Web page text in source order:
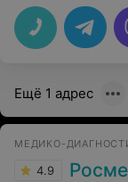
замечательная
Ещё 1 адрес
МЕДИКО-
4.9